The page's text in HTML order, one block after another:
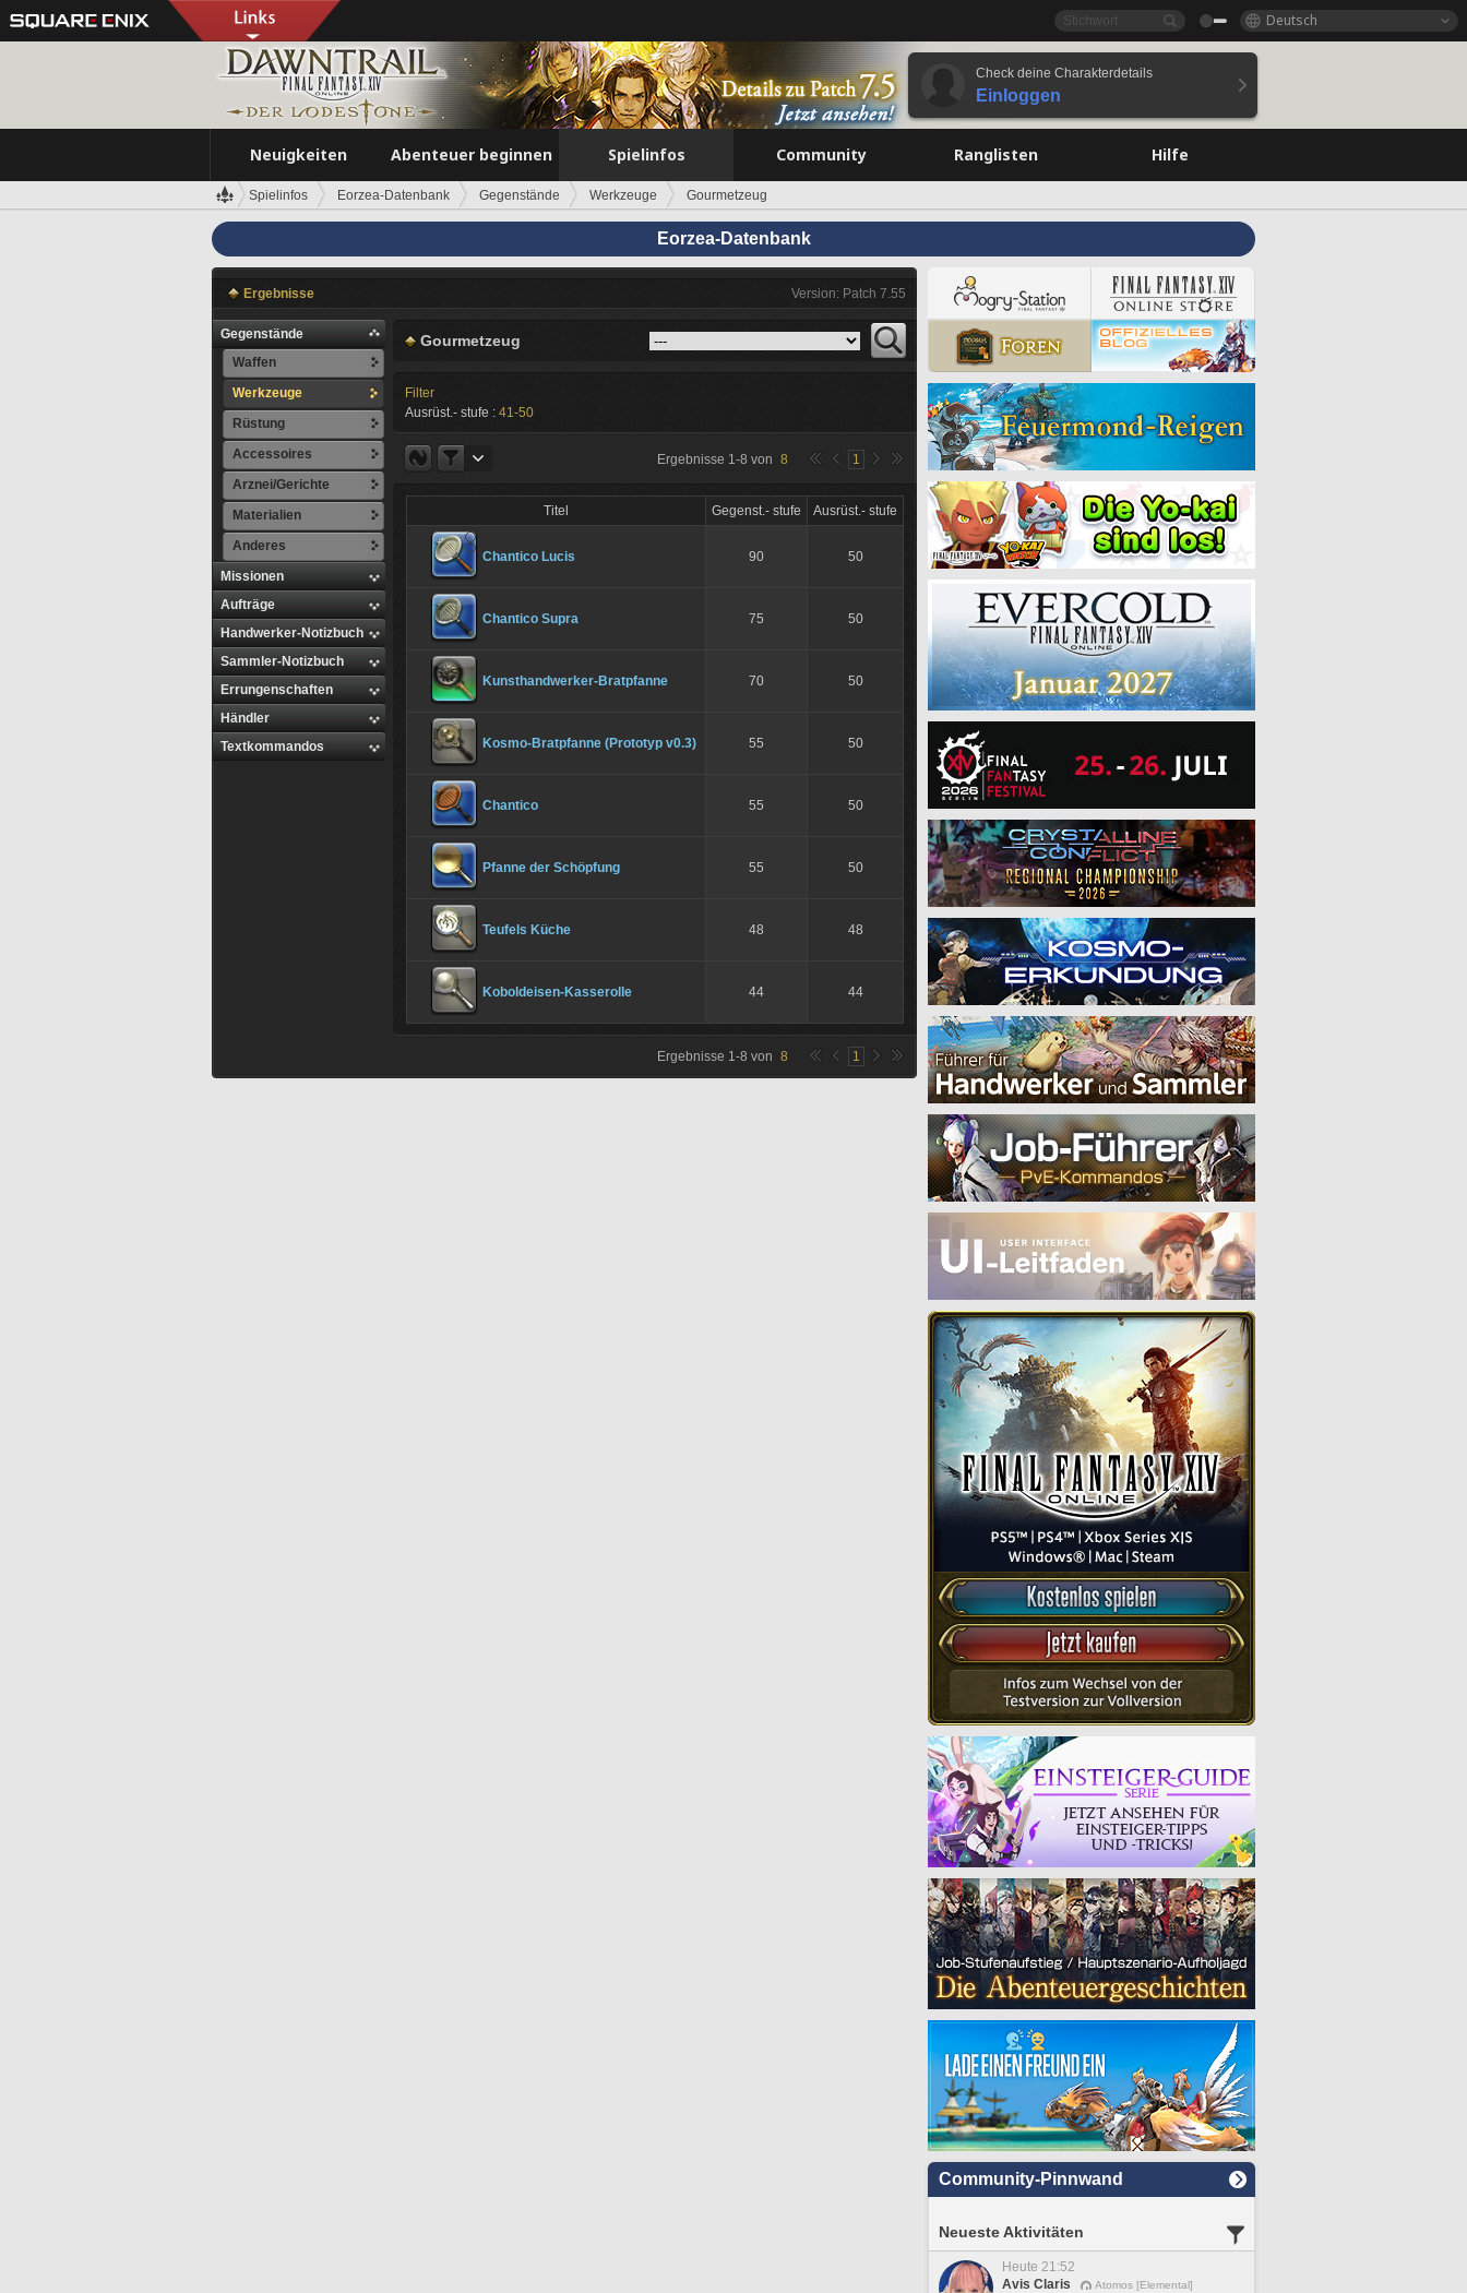
Deutsch
Check deine Charakterdetails
Einloggen
Neuigkeiten Abenteuer beginnen Spielinfos Community Ranglisten Hilfe
Spielinfos Eorzea-Datenbank Gegenstände Werkzeuge Gourmetzeug
Eorzea-Datenbank
Ergebnisse Version: Patch 7.55
Gegenstände
Waffen
Werkzeuge
Rüstung
Accessoires
Arznei/Gerichte
Materialien
Anderes
Missionen
Aufträge
Handwerker-Notizbuch
Sammler-Notizbuch
Errungenschaften
Händler
Textkommandos
Gourmetzeug
Filter
Ausrüst.- stufe : 41-50
Ergebnisse 1-8 von 8 1
Titel Gegenst.- stufe Ausrüst.- stufe
Chantico Lucis 90 50
Chantico Supra 75 50
Kunsthandwerker-Bratpfanne 70 50
Kosmo-Bratpfanne (Prototyp v0.3) 55 50
Chantico 55 50
Pfanne der Schöpfung 55 50
Teufels Küche 48 48
Koboldeisen-Kasserolle 44 44
Ergebnisse 1-8 von 8 1
Community-Pinnwand
Neueste Aktivitäten
Heute 21:52
Avis Claris
Atomos [Elemental]